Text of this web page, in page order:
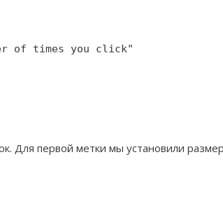
of times you click"
Для первой метки мы установили